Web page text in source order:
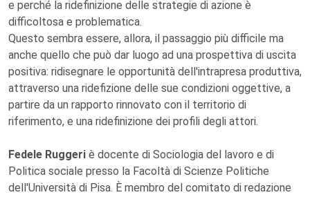
e perché la ridefinizione delle strategie di azione è
difficoltosa e problematica.
Questo sembra essere, allora, il passaggio più difficile ma
anche quello che può dar luogo ad una prospettiva di uscita
positiva: ridisegnare le opportunità dell'intrapresa produttiva,
attraverso una ridefizione delle sue condizioni oggettive, a
partire da un rapporto rinnovato con il territorio di
riferimento, e una ridefinizione dei profili degli attori.
Fedele Ruggeri è docente di Sociologia del lavoro e di
Politica sociale presso la Facoltà di Scienze Politiche
dell'Università di Pisa. È membro del comitato di redazione